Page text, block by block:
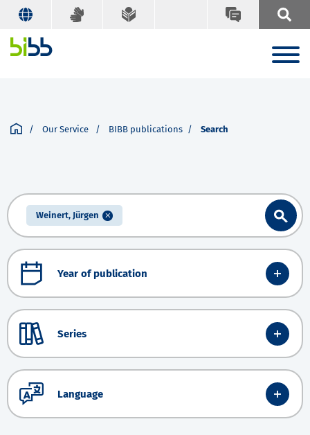
Our Service BIBB publications Search
Weinert, Jürgen
Year of publication
Series
Language